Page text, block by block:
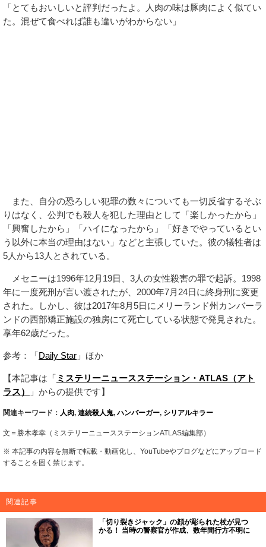
「とてもおいしいと評判だったよ。人肉の味は豚肉によく似てい
た。混ぜて食べれば誰も違いがわからない」
また、自分の恐ろしい犯罪の数々についても一切反省するそぶ
りはなく、公判でも殺人を犯した理由として「楽しかったから」
「興奮したから」「ハイになったから」「好きでやっているとい
う以外に本当の理由はない」などと主張していた。彼の犠牲者は
5人から13人とされている。
メセニーは1996年12月19日、3人の女性殺害の罪で起訴。1998
年に一度死刑が言い渡されたが、2000年7月24日に終身刑に変更
された。しかし、彼は2017年8月5日にメリーランド州カンバーラ
ンドの西部矯正施設の独房にて死亡している状態で発見された。
享年62歳だった。
参考：「Daily Star 」ほか
【本記事は「 ミステリーニュースステーション・ATLAS（アト
ラス）
」からの提供です】
関連キーワード： 人肉, 連続殺人鬼, ハンバーガー, シリアルキラー
文＝勝木孝幸（ミステリーニュースステーションATLAS編集部）
※ 本記事の内容を無断で転載・動画化し、YouTubeやブログなどにアップロード
することを固く禁じます。
関連記事
「切り裂きジャック」の顔が彫られた杖が見つ
かる！ 当時の警察官が作成、数年間行方不明に